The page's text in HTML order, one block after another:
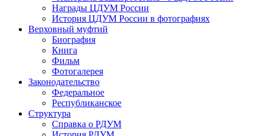
Награды ЦДУМ России
История ЦДУМ России в фотографиях
Верховный муфтий
Биография
Книга
Фильм
Фотогалерея
Законодательство
Федеральное
Республиканское
Структура
Справка о РДУМ